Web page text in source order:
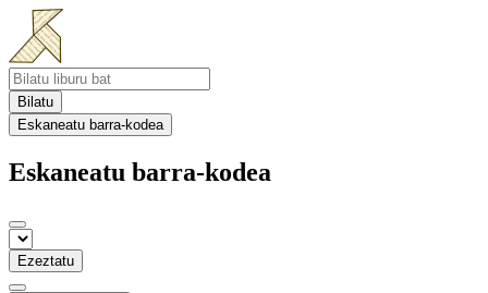
Bilatu
Eskaneatu barra-kodea
Eskaneatu barra-kodea
Ezeztatu